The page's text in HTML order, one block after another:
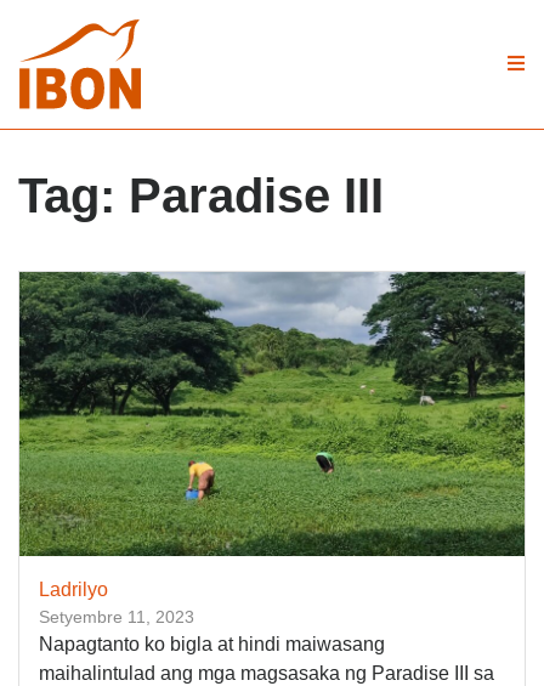
Tag: Paradise III
Ladrilyo
Setyembre 11, 2023
Napagtanto ko bigla at hindi maiwasang
maihalintulad ang mga magsasaka ng Paradise III sa